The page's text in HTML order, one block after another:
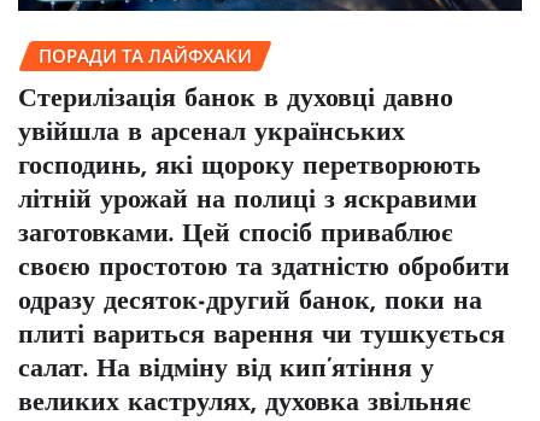
ПОРАДИ ТА ЛАЙФХАКИ
Стерилізація банок в духовці давно
увійшла в арсенал українських
господинь, які щороку перетворюють
літній урожай на полиці з яскравими
заготовками. Цей спосіб приваблює
своєю простотою та здатністю обробити
одразу десяток-другий банок, поки на
плиті вариться варення чи тушкується
салат. На відміну від кип’ятіння у
великих каструлях, духовка звільняє